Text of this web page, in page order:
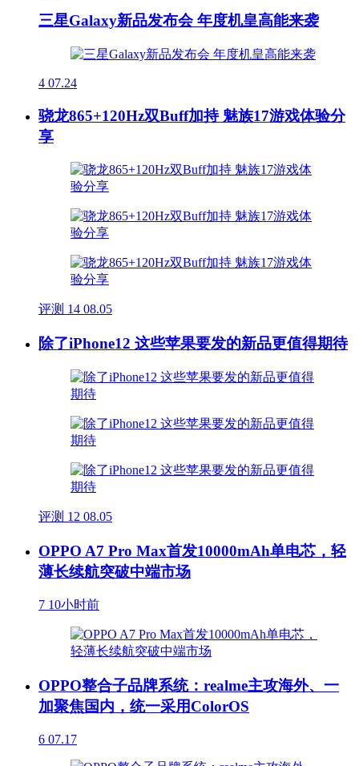
三星Galaxy新品发布会 年度机皇高能来袭
4 07.24
骁龙865+120Hz双Buff加持 魅族17游戏体验分
享
评测 14 08.05
除了iPhone12 这些苹果要发的新品更值得期待
评测 12 08.05
OPPO A7 Pro Max首发10000mAh单电芯，轻
薄长续航突破中端市场
7 10小时前
OPPO整合子品牌系统：realme主攻海外、一
加聚焦国内，统一采用ColorOS
6 07.17